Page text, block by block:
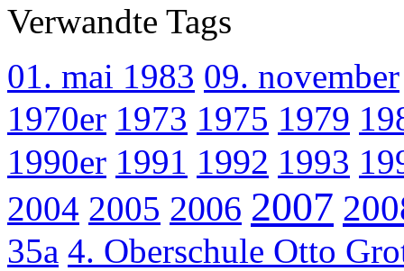
Verwandte Tags
01. mai 1983 09. november
1970er 1973 1975 1979
1990er 1991 1992 1993
2004 2005 2006 2007
35a 4. Oberschule Otto